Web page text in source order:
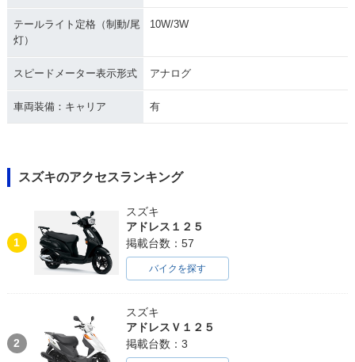
テールライト定格（制動/尾
灯）
10W/3W
スピードメーター表示形式 アナログ
車両装備：キャリア 有
スズキのアクセスランキング
1
スズキ
アドレス１２５
掲載台数：57
バイクを探す
2
スズキ
アドレスＶ１２５
掲載台数：3